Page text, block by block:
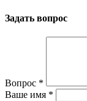
Задать вопрос
Вопрос *
Ваше имя *